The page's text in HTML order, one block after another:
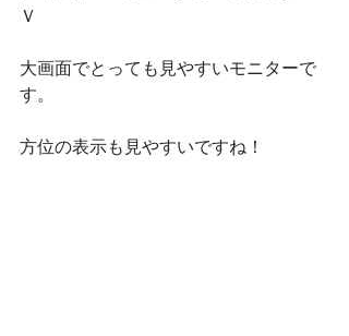
Ｖ
大画面でとっても見やすいモニターで
す。
方位の表示も見やすいですね！